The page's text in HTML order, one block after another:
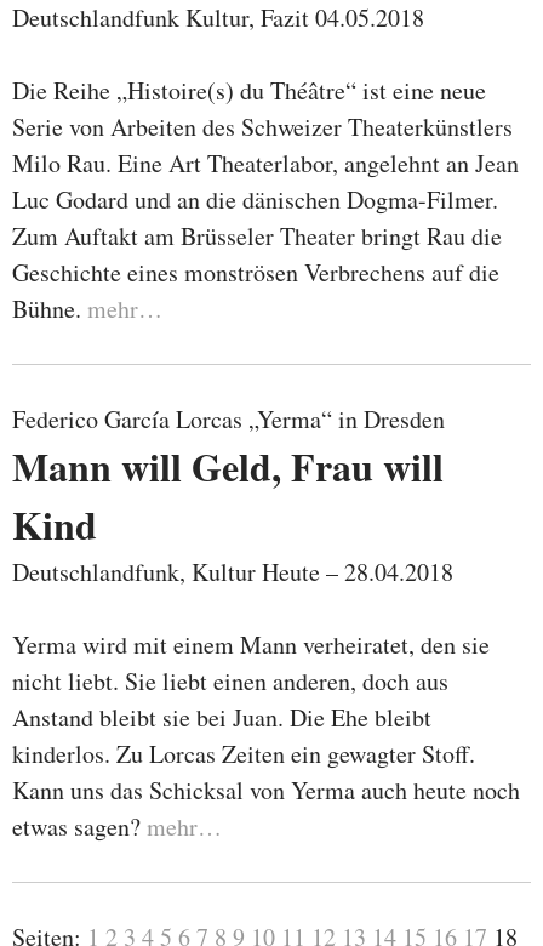
Deutschlandfunk Kultur, Fazit 04.05.2018
Die Reihe „Histoire(s) du Théâtre“ ist eine neue
Serie von Arbeiten des Schweizer Theaterkünstlers
Milo Rau. Eine Art Theaterlabor, angelehnt an Jean
Luc Godard und an die dänischen Dogma-Filmer.
Zum Auftakt am Brüsseler Theater bringt Rau die
Geschichte eines monströsen Verbrechens auf die
Bühne. mehr…
Federico García Lorcas „Yerma“ in Dresden
Mann will Geld, Frau will
Kind
Deutschlandfunk, Kultur Heute – 28.04.2018
Yerma wird mit einem Mann verheiratet, den sie
nicht liebt. Sie liebt einen anderen, doch aus
Anstand bleibt sie bei Juan. Die Ehe bleibt
kinderlos. Zu Lorcas Zeiten ein gewagter Stoff.
Kann uns das Schicksal von Yerma auch heute noch
etwas sagen? mehr…
Seiten: 1 2 3 45 67 8 9 10 11 12 13 14 15 16 17 18